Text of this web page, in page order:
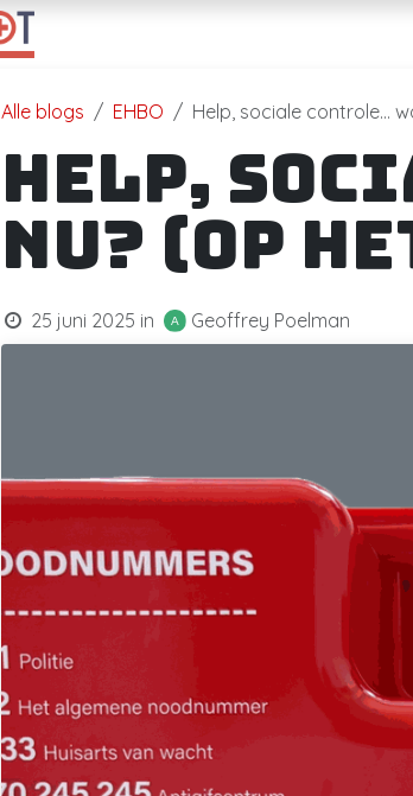
Alle blogs EHBO Help, sociale controle…
Help,
nu? (Op
25 juni 2025 in Geoffrey Poelman